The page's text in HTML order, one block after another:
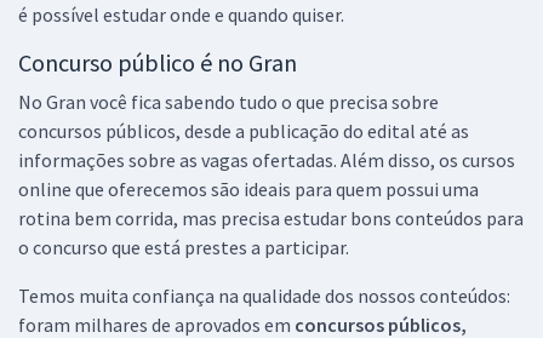
é possível estudar onde e quando quiser.
Concurso público é no Gran
No Gran você fica sabendo tudo o que precisa sobre
concursos públicos, desde a publicação do edital até as
informações sobre as vagas ofertadas. Além disso, os cursos
online que oferecemos são ideais para quem possui uma
rotina bem corrida, mas precisa estudar bons conteúdos para
o concurso que está prestes a participar.
Temos muita confiança na qualidade dos nossos conteúdos:
foram milhares de aprovados em concursos públicos,